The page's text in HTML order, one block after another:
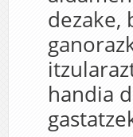
dezake,
handia